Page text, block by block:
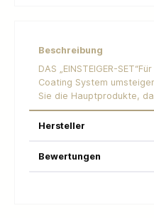
Beschreibung
DAS „EINSTEIGER-
Coating System
Sie die Hauptprodukte,
Hersteller
Bewertungen